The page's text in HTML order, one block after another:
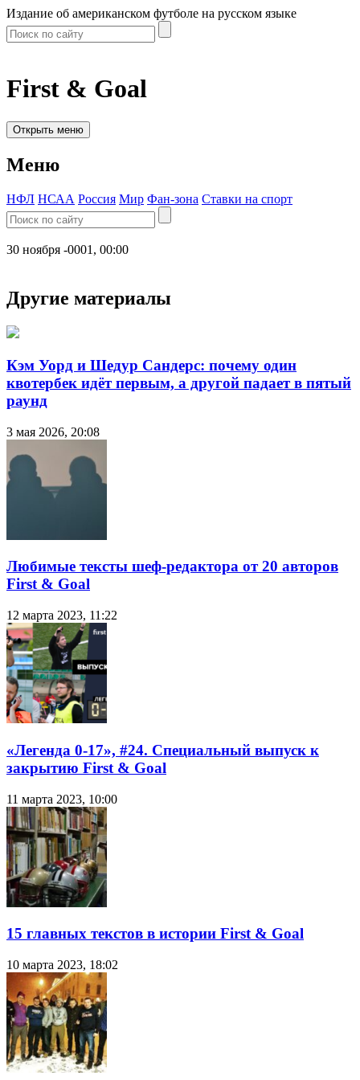
Издание об американском футболе на русском языке
First & Goal
Открыть меню
Меню
НФЛ НСАА Россия Мир Фан-зона Ставки на спорт
30 ноября -0001, 00:00
Другие материалы
Кэм Уорд и Шедур Сандерс: почему один
квотербек идёт первым, а другой падает в пятый
раунд
3 мая 2026, 20:08
Любимые тексты шеф-редактора от 20 авторов
First & Goal
12 марта 2023, 11:22
«Легенда 0-17», #24. Специальный выпуск к
закрытию First & Goal
11 марта 2023, 10:00
15 главных текстов в истории First & Goal
10 марта 2023, 18:02